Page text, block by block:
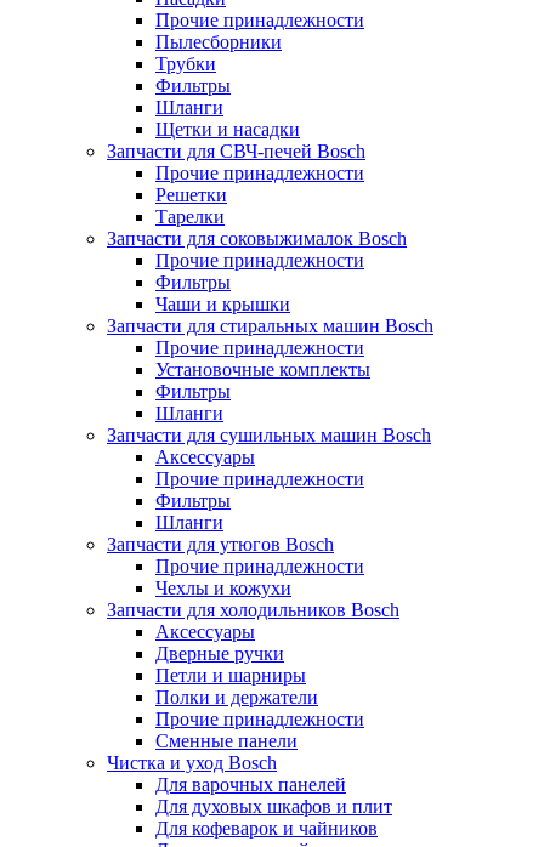
Прочие принадлежности
Пылесборники
Трубки
Фильтры
Шланги
Щетки и насадки
Запчасти для СВЧ-печей Bosch
Прочие принадлежности
Решетки
Тарелки
Запчасти для соковыжималок Bosch
Прочие принадлежности
Фильтры
Чаши и крышки
Запчасти для стиральных машин Bosch
Прочие принадлежности
Установочные комплекты
Фильтры
Шланги
Запчасти для сушильных машин Bosch
Аксессуары
Прочие принадлежности
Фильтры
Шланги
Запчасти для утюгов Bosch
Прочие принадлежности
Чехлы и кожухи
Запчасти для холодильников Bosch
Аксессуары
Дверные ручки
Петли и шарниры
Полки и держатели
Прочие принадлежности
Сменные панели
Чистка и уход Bosch
Для варочных панелей
Для духовых шкафов и плит
Для кофеварок и чайников